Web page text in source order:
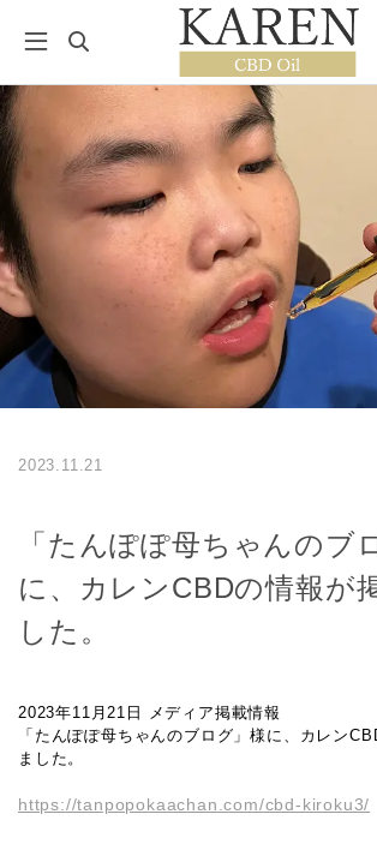
2023.11.21
「たんぽぽ母ちゃんのブ
に、カレンCBDの情報が
した。
2023年11月21日 メディア掲載情報
「たんぽぽ母ちゃんのブログ」様に、カレン
ました。
https://tanpopokaachan.com/cbd-kiroku3/